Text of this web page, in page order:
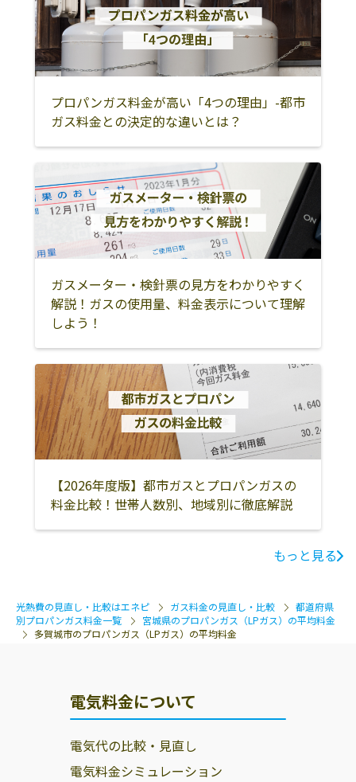
株式会社鈴喜
多賀城市八幡4-
6-30
0223-62-0576
株式会社ガスパ
ル仙台東販売所
多賀城市新田字
後11-12
0223-89-1570
塩竈市 名取市
多賀城市
岩沼市
亘理郡亘理町
亘理郡山元町
宮城郡松島町
宮城郡利府町
黒川郡大和町
黒川郡大郷町
黒川郡大衡村
大崎市
加美郡色麻町
加美郡加美町
遠田郡美里町
栗原市
登米市
石巻市
東松島市
牡鹿郡女川町
本吉郡南三陸町
富谷市
刈田郡七ヶ宿町
宮城郡七ヶ浜町
プロパンガス料金が高い「4つの理由」-都市
ガス料金との決定的な違いとは？
ガスメーター・検針票の見方をわかりやすく
解説！ガスの使用量、料金表示について理解
しよう！
【2026年度版】都市ガスとプロパンガスの
料金比較！世帯人数別、地域別に徹底解説
もっと見る
光熱費の見直し・比較はエネピ ガス料金の見直し・比較
都道府県
別プロパンガス料金一覧
宮城県のプロパンガス（LPガス）の平均料金
多賀城市のプロパンガス（LPガス）の平均料金
電気料金について
電気代の比較・見直し
電気料金シミュレーション